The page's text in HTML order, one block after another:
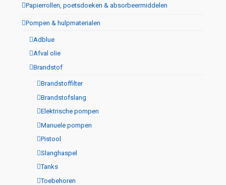
Papierrollen, poetsdoeken & absorbeermiddelen
Pompen & hulpmaterialen
Adblue
Afval olie
Brandstof
Brandstoffilter
Brandstofslang
Elektrische pompen
Manuele pompen
Pistool
Slanghaspel
Tanks
Toebehoren